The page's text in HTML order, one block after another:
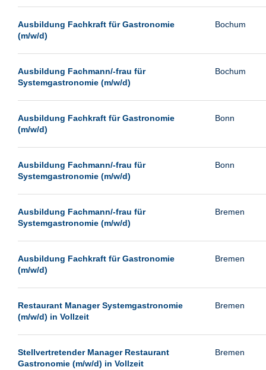
Neubrandenburg
Neumünster
Neunkirchen
Passau
Pforzheim
Schwerin
Siegen
Ulm
Weimar
Weiterstadt
Wuppertal
Ausbildung Fachkraft für Gastronomie
(m/w/d)
Bochum
Ausbildung Fachmann/-frau für
Systemgastronomie (m/w/d)
Bochum
Ausbildung Fachkraft für Gastronomie
(m/w/d)
Bonn
Ausbildung Fachmann/-frau für
Systemgastronomie (m/w/d)
Bonn
Ausbildung Fachmann/-frau für
Systemgastronomie (m/w/d)
Bremen
Ausbildung Fachkraft für Gastronomie
(m/w/d)
Bremen
Restaurant Manager Systemgastronomie
(m/w/d) in Vollzeit
Bremen
Stellvertretender Manager Restaurant
Gastronomie (m/w/d) in Vollzeit
Bremen